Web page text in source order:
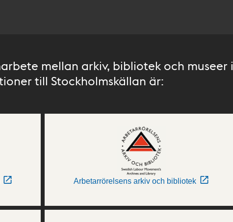
mellan arkiv, bibliotek och museer i
till Stockholmskällan är:
Arbetarrörelsens arkiv och bibliotek